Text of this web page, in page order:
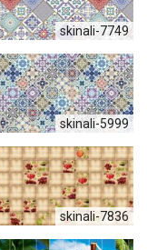
skinali-7749
skinali-5999
skinali-7836